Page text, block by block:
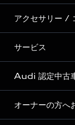
Audi Sport
Formula 1®
デジタルサービス
新車在庫検索
試乗車・展示車検
見積り依頼
試乗予約
モデル一覧
特別仕様モデル /
e-tronラインアッ
価格シミュレーシ
車両比較
アクセサリー /
純正アクセサリー
オンラインショップ
Audi collection
アウディナビアプ
サービス
サービス入庫予約
サービスプログラム
メンテナンス
Audi 認定中古
Audi認定中古車
オーナーの方へ